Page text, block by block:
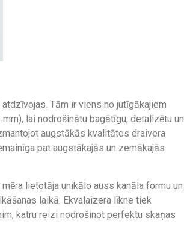
Tām ir viens no jutīgākajiem
lai nodrošinātu bagātīgu, detalizētu un
augstākās kvalitātes draivera
pat augstākajās un zemākajās
lietotāja unikālo auss kanāla formu un
laikā. Ekvalaizera līkne tiek
katru reizi nodrošinot perfektu skaņas